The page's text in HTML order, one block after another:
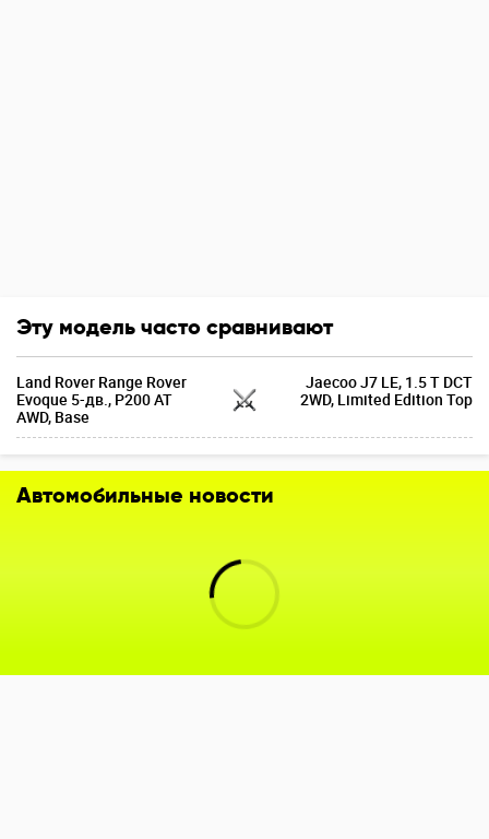
Эту модель часто сравнивают
Land Rover Range Rover
Evoque 5-дв., P200 AT
AWD, Base
Jaecoo J7 LE, 1.5 T DCT
2WD, Limited Edition Top
Автомобильные новости